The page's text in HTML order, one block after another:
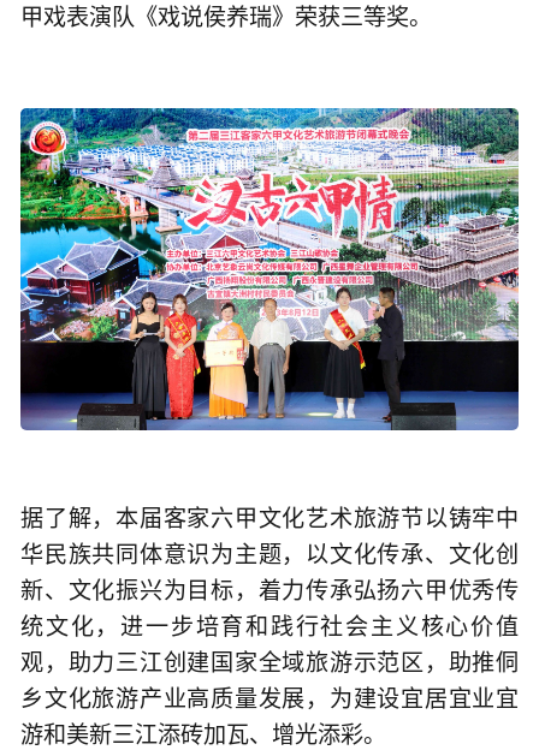
甲戏表演队《戏说侯养瑞》荣获三等奖。
据了解，本届客家六甲文化艺术旅游节以铸牢中
华民族共同体意识为主题，以文化传承、文化创
新、文化振兴为目标，着力传承弘扬六甲优秀传
统文化，进一步培育和践行社会主义核心价值
观，助力三江创建国家全域旅游示范区，助推侗
乡文化旅游产业高质量发展，为建设宜居宜业宜
游和美新三江添砖加瓦、增光添彩。